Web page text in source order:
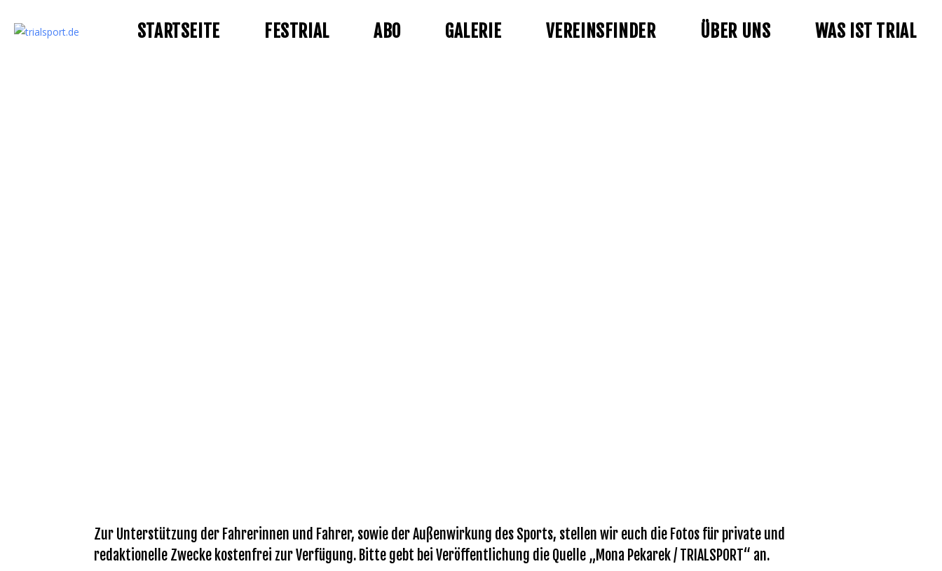
STARTSEITE FESTRIAL ABO GALERIE VEREINSFINDER ÜBER UNS WAS IST TRIAL
Zur Unterstützung der Fahrerinnen und Fahrer, sowie der Außenwirkung des Sports, stellen wir euch die Fotos für private und
redaktionelle Zwecke kostenfrei zur Verfügung. Bitte gebt bei Veröffentlichung die Quelle „Mona Pekarek / TRIALSPORT“ an.